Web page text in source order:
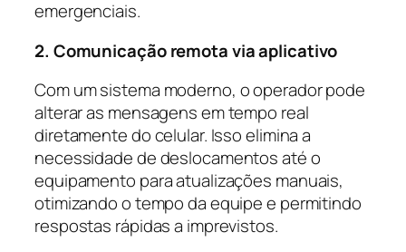
emergenciais.
2. Comunicação remota via aplicativo
Com um sistema moderno, o operador pode
alterar as mensagens em tempo real
diretamente do celular. Isso elimina a
necessidade de deslocamentos até o
equipamento para atualizações manuais,
otimizando o tempo da equipe e permitindo
respostas rápidas a imprevistos.